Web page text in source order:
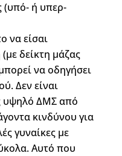
(υπό- ή υπερ-
να είσαι
δείκτη μάζας
να οδηγήσει
Δεν είναι
υψηλό ΔΜΣ από
κινδύνου για
γυναίκες με
Αυτό που